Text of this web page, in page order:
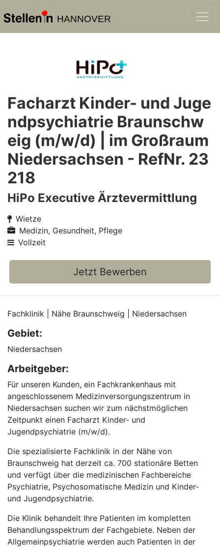
HANNOVER
Facharzt Kinder- und Juge
ndpsychiatrie Braunschw
eig (m/w/d) | im Großraum
Niedersachsen - RefNr. 23
218
HiPo Executive Ärztevermittlung
Wietze
Medizin, Gesundheit, Pflege
Vollzeit
Jetzt Bewerben
Fachklinik | Nähe Braunschweig | Niedersachsen
Gebiet:
Niedersachsen
Arbeitgeber:
Für unseren Kunden, ein Fachkrankenhaus mit
angeschlossenem Medizinversorgungszentrum in
Niedersachsen suchen wir zum nächstmöglichen
Zeitpunkt einen Facharzt Kinder- und
Jugendpsychiatrie (m/w/d).
Die spezialisierte Fachklinik in der Nähe von
Braunschweig hat derzeit ca. 700 stationäre Betten
und verfügt über die medizinischen Fachbereiche
Psychiatrie, Psychosomatische Medizin und Kinder-
und Jugendpsychiatrie.
Die Klinik behandelt Ihre Patienten im kompletten
Behandlungsspektrum der Fachgebiete. Neben der
Allgemeinpsychiatrie werden auch Patienten in der